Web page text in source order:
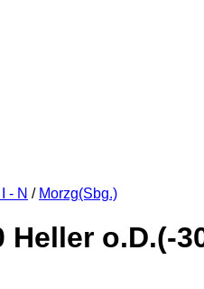
- N / Morzg(Sbg.)
Heller o.D.(-